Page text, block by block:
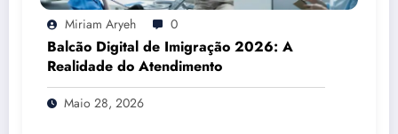
Miriam Aryeh 0
Balcão Digital de Imigração 2026: A
Realidade do Atendimento
Maio 28, 2026